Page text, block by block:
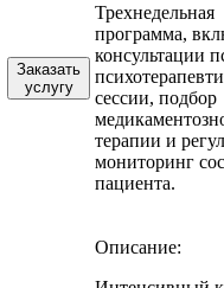
Заказать
услугу
Трехнедельная
программа,
консультации
сессии, подбор
терапии и
мониторинг
пациента.
Описание: